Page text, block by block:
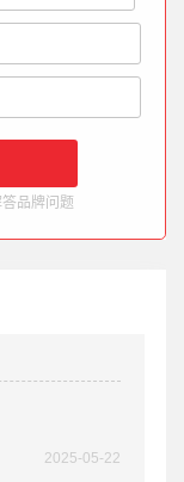
品牌问题
2025-05-22
2025-05-22